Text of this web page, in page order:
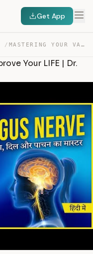
Get App
/ MASTERING YOUR VAGUS CAN IMPROVE YOUR LIFE | DR. SWETA … — TRANSCRIPT
Your LIFE | Dr.